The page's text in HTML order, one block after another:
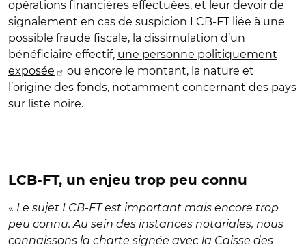
opérations financières effectuées, et leur devoir de
signalement en cas de suspicion LCB-FT liée à une
possible fraude fiscale, la dissimulation d’un
bénéficiaire effectif, une personne politiquement
exposée
ou encore le montant, la nature et
l’origine des fonds, notamment concernant des pays
sur liste noire.
LCB-FT, un enjeu trop peu connu
« Le sujet LCB-FT est important mais encore trop
peu connu. Au sein des instances notariales, nous
connaissons la charte signée avec la Caisse des